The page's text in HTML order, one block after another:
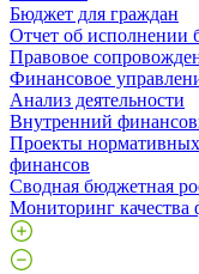
Бюджет для граждан
Отчет об исполнении
Правовое
Финансовое
Анализ деятельности
Внутренний
Проекты
финансов
Сводная бюджетная
Мониторинг качества